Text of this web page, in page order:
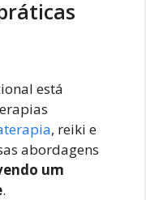
está
, reiki e
abordagens
um
.